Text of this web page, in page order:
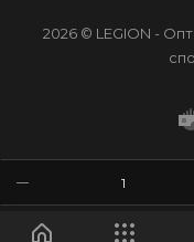
2026 © LEGION -